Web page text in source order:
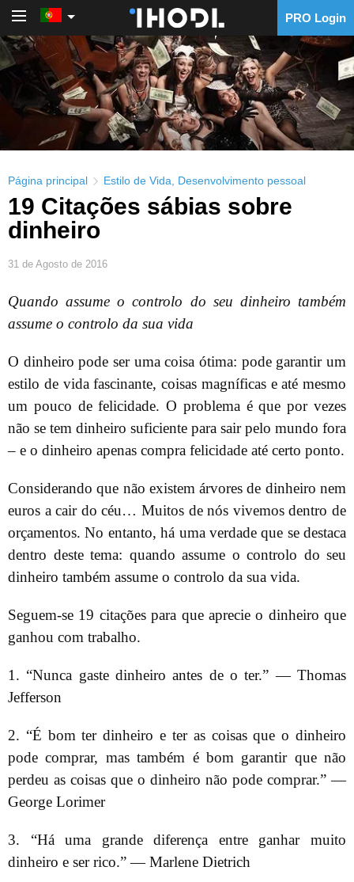
PRO Login
Página principal Estilo de Vida Desenvolvimento pessoal
19 Citações sábias sobre
dinheiro
31 de Agosto de 2016
Quando assume o controlo do seu dinheiro também
assume o controlo da sua vida
O dinheiro pode ser uma coisa ótima: pode garantir um
estilo de vida fascinante, coisas magníficas e até mesmo
um pouco de felicidade. O problema é que por vezes
não se tem dinheiro suficiente para sair pelo mundo fora
– e o dinheiro apenas compra felicidade até certo ponto.
Considerando que não existem árvores de dinheiro nem
euros a cair do céu… Muitos de nós vivemos dentro de
orçamentos. No entanto, há uma verdade que se destaca
dentro deste tema: quando assume o controlo do seu
dinheiro também assume o controlo da sua vida.
Seguem-se 19 citações para que aprecie o dinheiro que
ganhou com trabalho.
1. “Nunca gaste dinheiro antes de o ter.” — Thomas
Jefferson
2. “É bom ter dinheiro e ter as coisas que o dinheiro
pode comprar, mas também é bom garantir que não
perdeu as coisas que o dinheiro não pode comprar.” —
George Lorimer
3. “Há uma grande diferença entre ganhar muito
dinheiro e ser rico.” — Marlene Dietrich